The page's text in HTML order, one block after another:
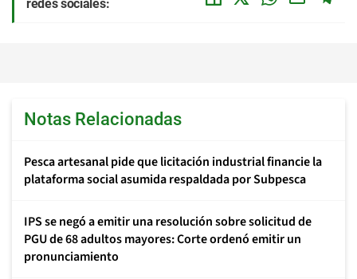
redes sociales:
Notas Relacionadas
Pesca artesanal pide que licitación industrial financie la
plataforma social asumida respaldada por Subpesca
IPS se negó a emitir una resolución sobre solicitud de
PGU de 68 adultos mayores: Corte ordenó emitir un
pronunciamiento